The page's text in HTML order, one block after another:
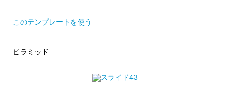
このテンプレートを使う
ピラミッド